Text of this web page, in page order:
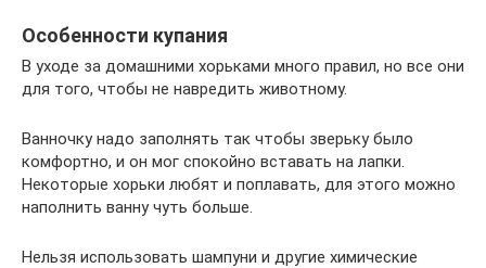
Особенности купания
В уходе за домашними хорьками много правил, но все они
для того, чтобы не навредить животному.
Ванночку надо заполнять так чтобы зверьку было
комфортно, и он мог спокойно вставать на лапки.
Некоторые хорьки любят и поплавать, для этого можно
наполнить ванну чуть больше.
Нельзя использовать шампуни и другие химические